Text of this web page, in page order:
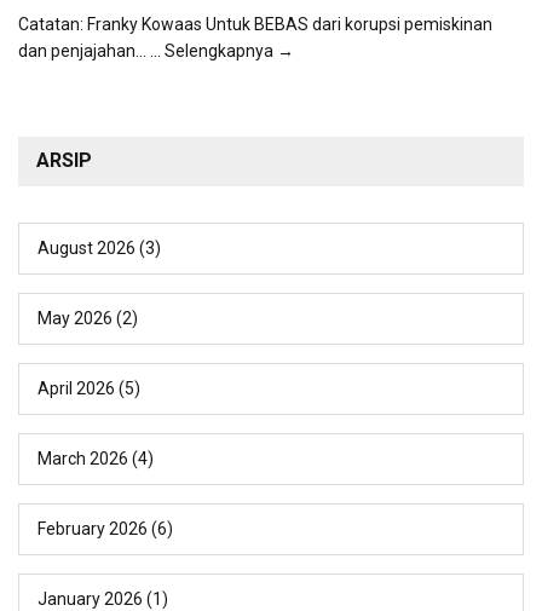
Catatan: Franky Kowaas Untuk BEBAS dari korupsi pemiskinan
dan penjajahan...
... Selengkapnya →
ARSIP
August 2026 (3)
May 2026 (2)
April 2026 (5)
March 2026 (4)
February 2026 (6)
January 2026 (1)